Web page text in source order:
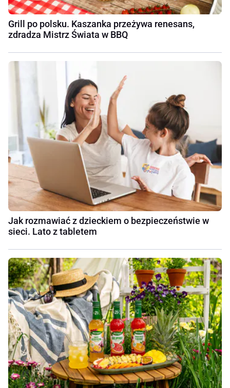
Grill po polsku. Kaszanka przeżywa renesans,
zdradza Mistrz Świata w BBQ
Jak rozmawiać z dzieckiem o bezpieczeństwie w
sieci. Lato z tabletem